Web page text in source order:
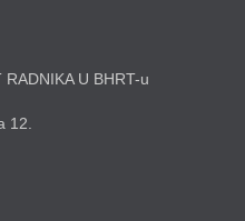
RADNIKA U BHRT-u
12.